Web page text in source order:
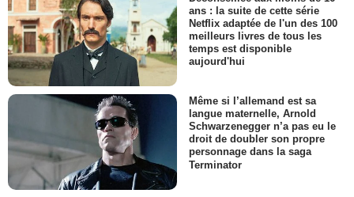
ans : la suite de cette série
Netflix adaptée de l'un des 100
meilleurs livres de tous les
temps est disponible
aujourd'hui
Même si l’allemand est sa
langue maternelle, Arnold
Schwarzenegger n’a pas eu le
droit de doubler son propre
personnage dans la saga
Terminator